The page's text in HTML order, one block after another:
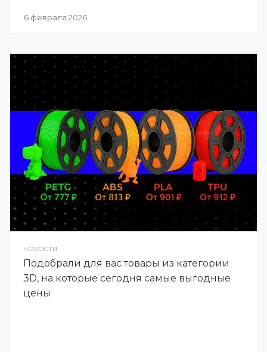
6 февраля 2026
НОВОСТИ
Подобрали для вас товары из категории
3D, на которые сегодня самые выгодные
цены